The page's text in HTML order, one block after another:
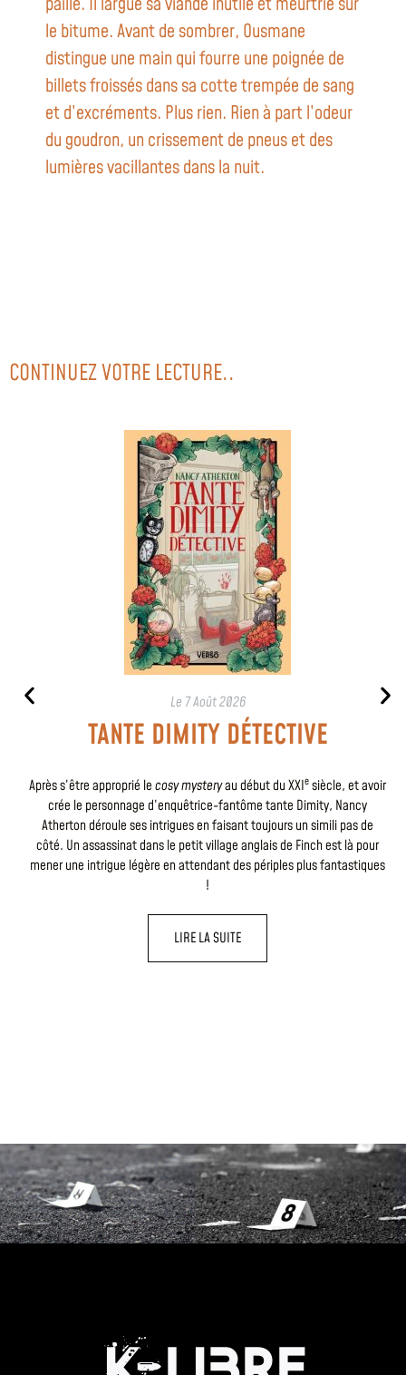
le bitume. Avant de sombrer, Ousmane
distingue une main qui fourre une poignée de
billets froissés dans sa cotte trempée de sang
et d’excréments. Plus rien. Rien à part l’odeur
du goudron, un crissement de pneus et des
lumières vacillantes dans la nuit.
CONTINUEZ VOTRE LECTURE..
Le 7 Août 2026
TANTE DIMITY DÉTECTIVE
Après s’être approprié lecosy mysteryau début du XXIesiècle, et avoir
crée le personnage d’enquêtrice-fantôme tante Dimity, Nancy
Atherton déroule ses intrigues en faisant toujours un simili pas de
côté. Un assassinat dans le petit village anglais de Finch est là pour
mener une intrigue légère en attendant des périples plus fantastiques
!
LIRE LA SUITE